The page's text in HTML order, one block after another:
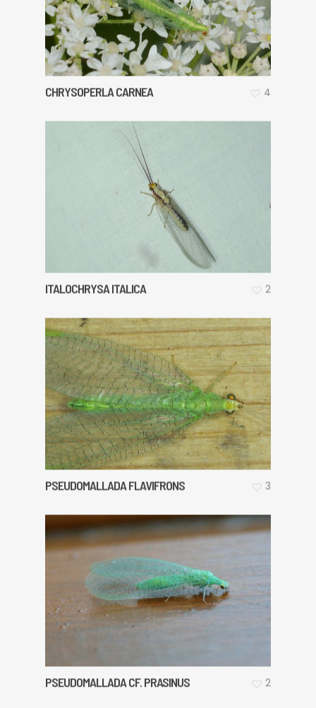
CHRYSOPERLA CARNEA 4
ITALOCHRYSA ITALICA 2
PSEUDOMALLADA FLAVIFRONS 3
PSEUDOMALLADA CF. PRASINUS 2